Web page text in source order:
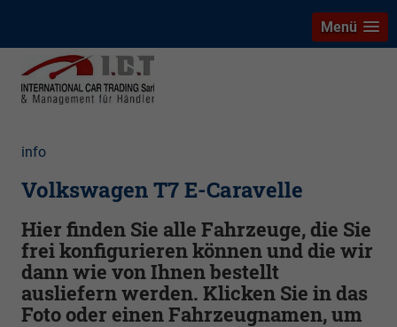
Menü
info
Volkswagen T7 E-Caravelle
Hier finden Sie alle Fahrzeuge, die Sie
frei konfigurieren können und die wir
dann wie von Ihnen bestellt
ausliefern werden. Klicken Sie in das
Foto oder einen Fahrzeugnamen, um